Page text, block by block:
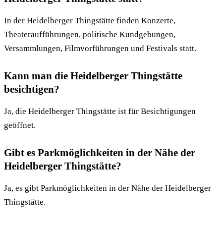
In der Heidelberger Thingstätte finden Konzerte,
Theateraufführungen, politische Kundgebungen,
Versammlungen, Filmvorführungen und Festivals statt.
Kann man die Heidelberger Thingstätte
besichtigen?
Ja, die Heidelberger Thingstätte ist für Besichtigungen
geöffnet.
Gibt es Parkmöglichkeiten in der Nähe der
Heidelberger Thingstätte?
Ja, es gibt Parkmöglichkeiten in der Nähe der Heidelberger
Thingstätte.